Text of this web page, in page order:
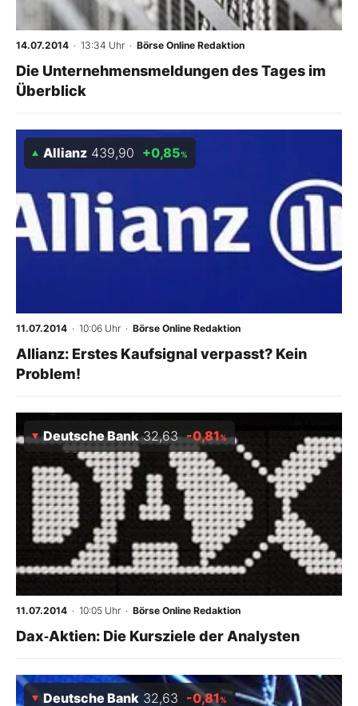
14.07.2014 · 13:34 Uhr · Börse Online Redaktion
Die Unternehmensmeldungen des Tages im
Überblick
Allianz 439,90 +0,85%
11.07.2014 · 10:06 Uhr · Börse Online Redaktion
Allianz: Erstes Kaufsignal verpasst? Kein
Problem!
Deutsche Bank 32,63 -0,81%
11.07.2014 · 10:05 Uhr · Börse Online Redaktion
Dax‑Aktien: Die Kursziele der Analysten
Deutsche Bank 32,63 -0,81%